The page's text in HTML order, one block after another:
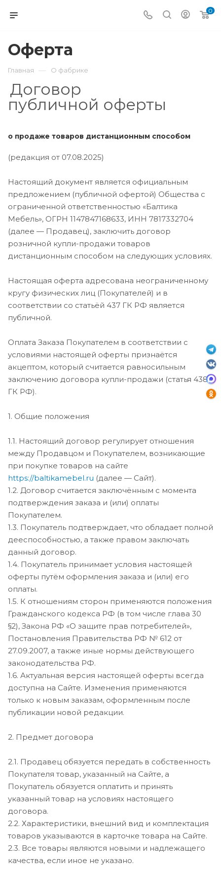
0
Оферта
Главная — О фабрике
Договор
публичной оферты
о продаже товаров дистанционным способом
(редакция от 07.08.2025)
Настоящий документ является официальным
предложением (публичной офертой) Общества с
ограниченной ответственностью «Балтика
Мебель», ОГРН 1147847168633, ИНН 7817332704
(далее — Продавец), заключить договор
розничной купли-продажи товаров
дистанционным способом на следующих условиях.
Настоящая оферта адресована неограниченному
кругу физических лиц (Покупателей) и в
соответствии со статьёй 437 ГК РФ является
публичной.
Оплата Заказа Покупателем в соответствии с
условиями настоящей оферты признаётся
акцептом, который считается равносильным
заключению договора купли-продажи (статья 438
ГК РФ).
1. Общие положения
1.1. Настоящий договор регулирует отношения
между Продавцом и Покупателем, возникающие
при покупке товаров на сайте
https://baltikamebel.ru (далее — Сайт).
1.2. Договор считается заключённым с момента
подтверждения заказа и (или) оплаты
Покупателем.
1.3. Покупатель подтверждает, что обладает полной
дееспособностью, а также правом заключать
данный договор.
1.4. Покупатель принимает условия настоящей
оферты путём оформления заказа и (или) его
оплаты.
1.5. К отношениям сторон применяются положения
Гражданского кодекса РФ (в том числе глава 30
§2), Закона РФ «О защите прав потребителей»,
Постановления Правительства РФ № 612 от
27.09.2007, а также иные нормы действующего
законодательства РФ.
1.6. Актуальная версия настоящей оферты всегда
доступна на Сайте. Изменения применяются
только к новым заказам, оформленным после
публикации новой редакции.
2. Предмет договора
2.1. Продавец обязуется передать в собственность
Покупателя товар, указанный на Сайте, а
Покупатель обязуется оплатить и принять
указанный товар на условиях настоящего
договора.
2.2. Характеристики, внешний вид и комплектация
товаров указываются в карточке товара на Сайте.
2.3. Все товары являются новыми и надлежащего
качества, если иное не указано.